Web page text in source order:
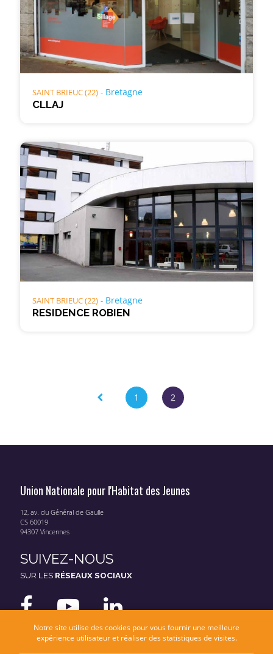
SAINT BRIEUC (22) Bretagne
CLLAJ
SAINT BRIEUC (22) Bretagne
RESIDENCE ROBIEN
1 2
Union Nationale pour l'Habitat des Jeunes
12, av. du Général de Gaulle
CS 60019
94307 Vincennes
SUIVEZ-NOUS
SUR LES RÉSEAUX SOCIAUX
Notre site utilise des cookies pour vous fournir une meilleure
expérience utilisateur et réaliser des statistiques de visites.